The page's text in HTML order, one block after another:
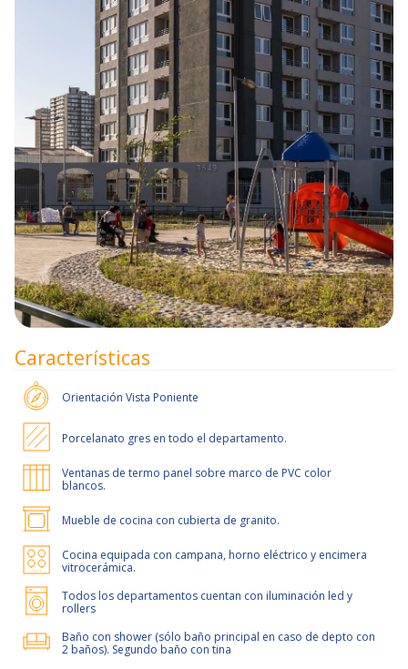
Características
Orientación Vista Poniente
Porcelanato gres en todo el departamento.
Ventanas de termo panel sobre marco de PVC color
blancos.
Mueble de cocina con cubierta de granito.
Cocina equipada con campana, horno eléctrico y encimera
vitrocerámica.
Todos los departamentos cuentan con iluminación led y
rollers
Baño con shower (sólo baño principal en caso de depto con
2 baños). Segundo baño con tina